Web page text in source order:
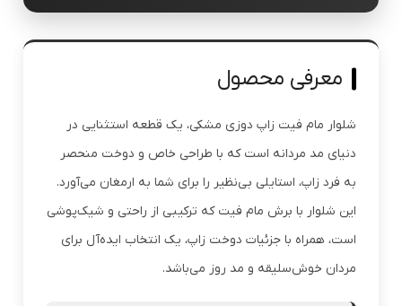
معرفی محصول
شلوار مام فیت زاپ دوزی مشکی، یک قطعه استثنایی در
دنیای مد مردانه است که با طراحی خاص و دوخت منحصر
به فرد زاپ، استایلی بی‌نظیر را برای شما به ارمغان می‌آورد.
این شلوار با برش مام فیت که ترکیبی از راحتی و شیک‌پوشی
است، همراه با جزئیات دوخت زاپ، یک انتخاب ایده‌آل برای
مردان خوش‌سلیقه و مد روز می‌باشد.